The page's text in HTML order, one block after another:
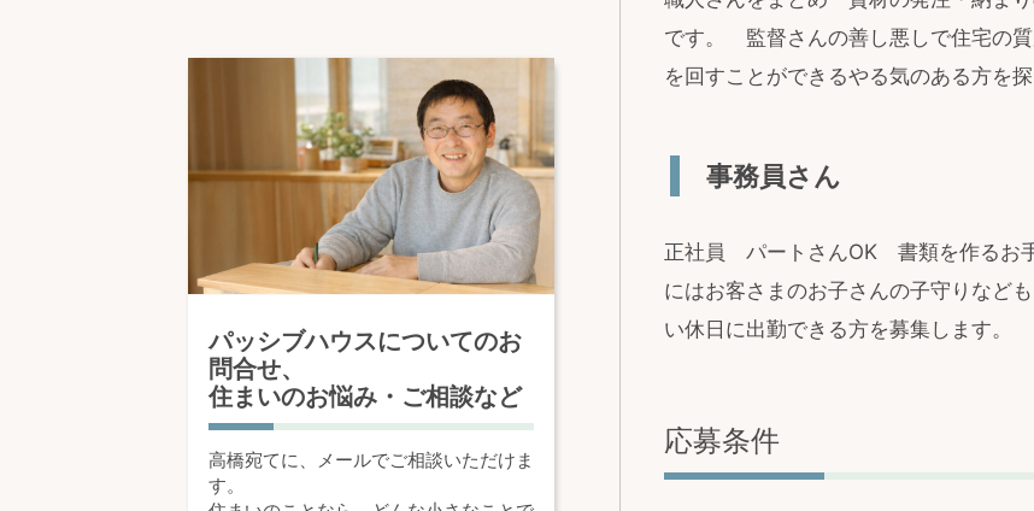
です。 監督さんの善し悪しで住宅の
を回すことができるやる気のある方を探
事務員さん
正社員 パートさんOK 書類を作る
にはお客さまのお子さんの子守りなど
い休日に出勤できる方を募集します。
応募条件
パッシブハウスについてのお
問合せ、
住まいのお悩み・ご相談など
高橋宛てに、メールでご相談いただけま
す。